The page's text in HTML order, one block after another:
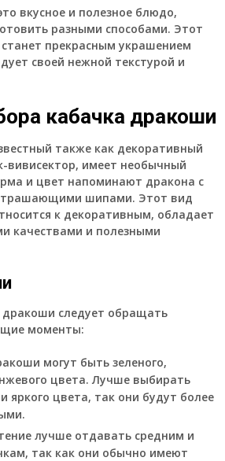
вкусное и полезное блюдо,
разными способами. Этот
прекрасным украшением
своей нежной текстурой и
кабачка дракоши
также как декоративный
вивисектор, имеет необычный
и цвет напоминают дракона с
шипами. Этот вид
к декоративным, обладает
качествами и полезными
следует обращать
моменты:
могут быть зеленого,
цвета. Лучше выбирать
яркого цвета, так они будут более
лучше отдавать средним и
так как они обычно имеют